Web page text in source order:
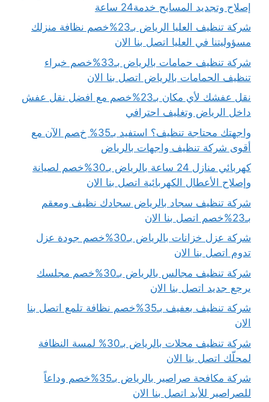
إصلاح وتجديد المسابح خدمة24 ساعة
شركة تنظيف العليا الرياض بـ23%خصم نظافة منزلك
مسؤوليتنا في العليا اتصل بنا الان
شركة تنظيف حمامات بالرياض بـ33%خصم خبراء
تنظيف الحمامات بالرياض اتصل بنا الان
نقل عفشك لأي مكان بـ23%خصم مع افضل نقل عفش
داخل الرياض وتغليف احترافي
واجهتك محتاجة تنظيف؟ استفيد بـ35% خصم الآن مع
أقوى شركة تنظيف واجهات بالرياض
كهربائي منازل 24 ساعة بالرياض بـ30%خصم لصيانة
وإصلاح الأعطال الكهربائية اتصل بنا الان
شركة تنظيف سجاد بالرياض سجادك نظيف ومعقم
بـ23%خصم اتصل بنا الان
شركة عزل خزانات بالرياض بـ30%خصم جودة عزل
تدوم اتصل بنا الان
شركة تنظيف مجالس بالرياض بـ30%خصم مجلسك
يرجع جديد اتصل بنا الان
شركة تنظيف بعفيف بـ35%خصم نظافة تلمع اتصل بنا
الان
شركة تنظيف محلات بالرياض بـ30% لمسة النظافة
لمحلّك اتصل بنا الان
شركة مكافحة صراصير بالرياض بـ35%خصم وداعاً
للصراصير للأبد اتصل بنا الان